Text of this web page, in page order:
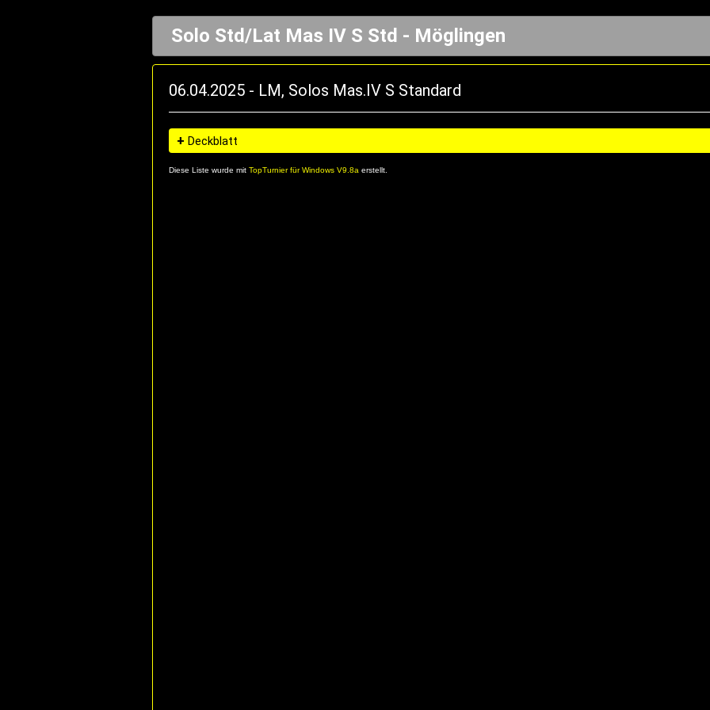
Solo Std/Lat Mas IV S Std - Möglingen
06.04.2025 - LM, Solos Mas.IV S Standard
+ Deckblatt
Diese Liste wurde mit TopTurnier für Windows V9.8a erstellt.